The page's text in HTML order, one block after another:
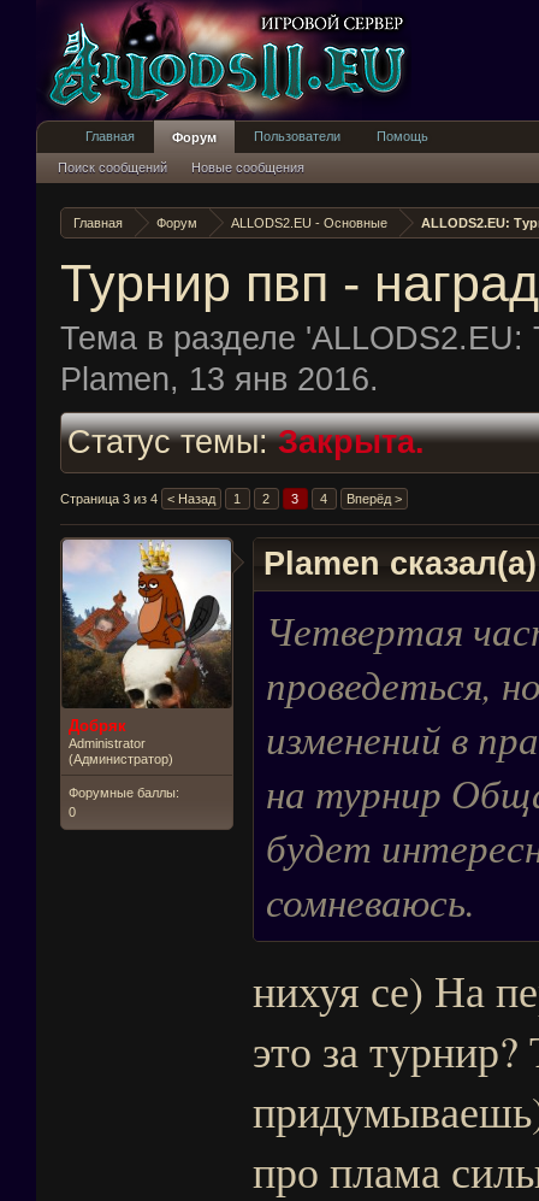
Главная Форум ALLODS2.EU - Основные ALLODS2.EU:
Турнир пвп -
Тема в разделе 'ALLODS2.EU:
Plamen, 13 янв 2016.
Статус темы: Закрыта.
Страница 3 из 4 < Назад 1 2 3 4 Вперёд >
Добряк
Administrator
(Администратор)
Форумные баллы:
0
Plamen
Четвертая
проведеться,
изменений в
на турнир
будет
сомневаюсь.
нихуя се) На
это за
про плама
Главная Форум
Поиск сообщений Новые сообщения
Пользователи Помощь